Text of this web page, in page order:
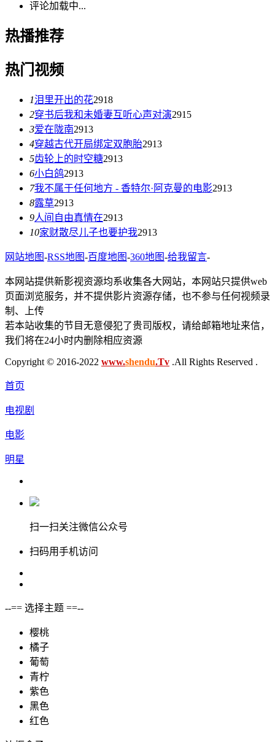
评论加载中...
热播推荐
热门视频
1泪里开出的花2918
2穿书后我和未婚妻互听心声对演2915
3爱在陇南2913
4穿越古代开局绑定双胞胎2913
5齿轮上的时空糖2913
6小白鸽2913
7我不属于任何地方 - 香特尔·阿克曼的电影2913
8露草2913
9人间自由真情在2913
10家财散尽儿子也要护我2913
网站地图-RSS地图-百度地图-360地图-给我留言-
本网站提供新影视资源均系收集各大网站，本网站只提供web
页面浏览服务，并不提供影片资源存储，也不参与任何视频录
制、上传
若本站收集的节目无意侵犯了贵司版权，请给邮箱地址来信，
我们将在24小时内删除相应资源
Copyright © 2016-2022 www.shendu.Tv .All Rights Reserved .
首页
电视剧
电影
明星
扫一扫关注微信公众号
扫码用手机访问
--== 选择主题 ==--
樱桃
橘子
葡萄
青柠
紫色
黑色
红色